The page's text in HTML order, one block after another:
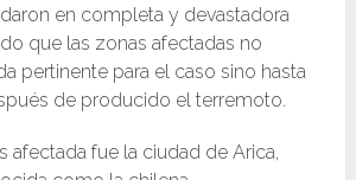
en completa y devastadora
que las zonas afectadas no
pertinente para el caso sino hasta
de producido el terremoto.
afectada fue la ciudad de Arica,